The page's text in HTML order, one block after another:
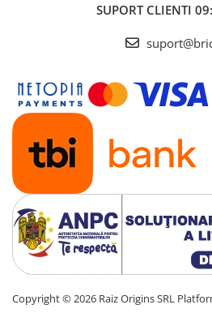
SUPORT CLIENTI
Copyright © 2026 Raiz Origins SRL